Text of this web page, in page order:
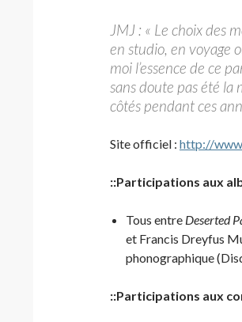
JMJ : « Le choix des
en studio, en voyage
moi l’essence de ce
sans doute pas été la
côtés pendant ces
Site officiel : http://
::Participations aux
Tous entre Deserted
et Francis Dreyfus
phonographique
::Participations aux